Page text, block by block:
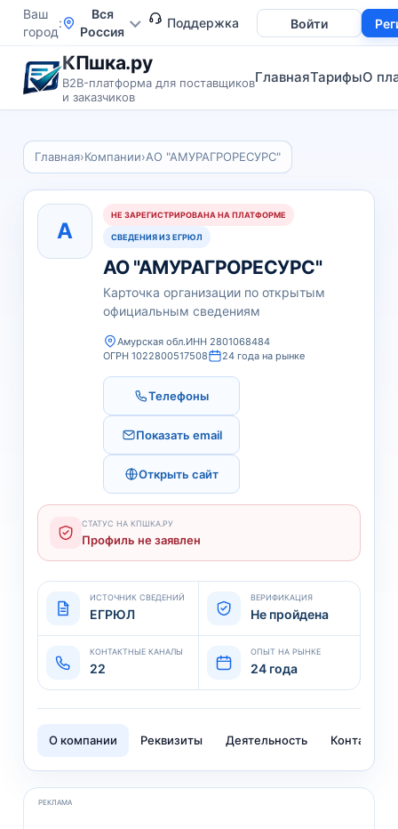
Ваш
город
Вся
Россия
Войти
Поддержка
КПшка.ру
B2B-платформа для поставщиков
и заказчиков
ГлавнаяТарифыО
Главная›Компании›АО "АМУРАГРОРЕСУРС"
А
НЕ ЗАРЕГИСТРИРОВАНА НА ПЛАТФОРМЕ
СВЕДЕНИЯ ИЗ ЕГРЮЛ
АО "АМУРАГРОРЕСУРС"
Карточка организации по открытым
официальным сведениям
Амурская обл.ИНН 2801068484
ОГРН 1022800517508
24 года на рынке
Телефоны
Показать email
Открыть сайт
СТАТУС НА КПШКА.РУ
Профиль не заявлен
ИСТОЧНИК СВЕДЕНИЙ
ЕГРЮЛ
ВЕРИФИКАЦИЯ
Не пройдена
КОНТАКТНЫЕ КАНАЛЫ
22
ОПЫТ НА РЫНКЕ
24 года
О компании Реквизиты Деятельность Контакты
РЕКЛАМА